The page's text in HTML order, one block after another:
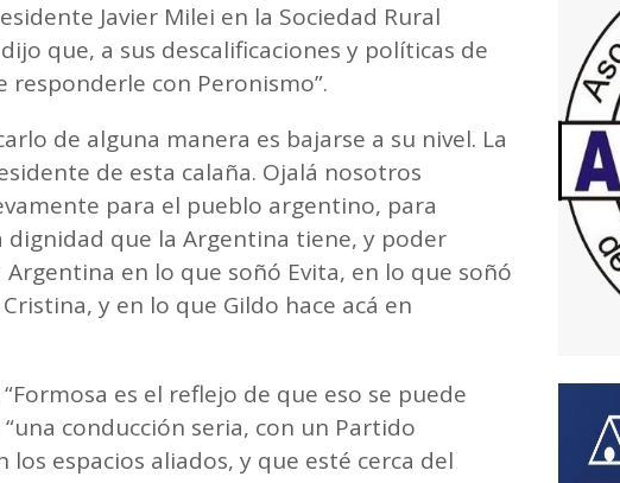
Javier Milei en la Sociedad Rural
que, a sus descalificaciones y políticas de
con Peronismo”.
de alguna manera es bajarse a su nivel. La
de esta calaña. Ojalá nosotros
para el pueblo argentino, para
dignidad que la Argentina tiene, y poder
en lo que soñó Evita, en lo que soñó
y en lo que Gildo hace acá en
es el reflejo de que eso se puede
conducción seria, con un Partido
espacios aliados, y que esté cerca del